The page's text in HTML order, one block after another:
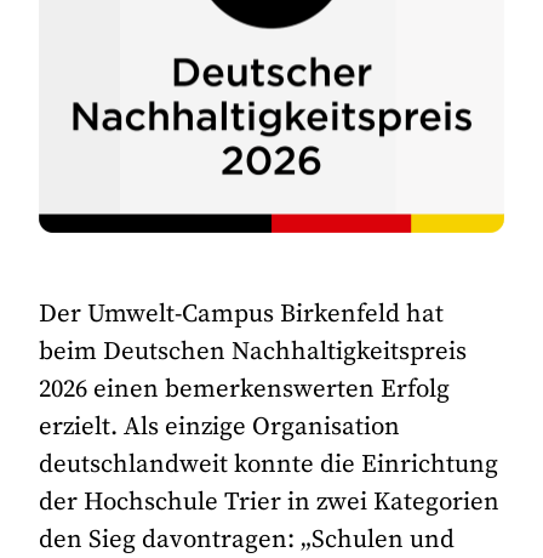
Der Umwelt-Campus Birkenfeld hat
beim Deutschen Nachhaltigkeitspreis
2026 einen bemerkenswerten Erfolg
erzielt. Als einzige Organisation
deutschlandweit konnte die Einrichtung
der Hochschule Trier in zwei Kategorien
den Sieg davontragen: „Schulen und